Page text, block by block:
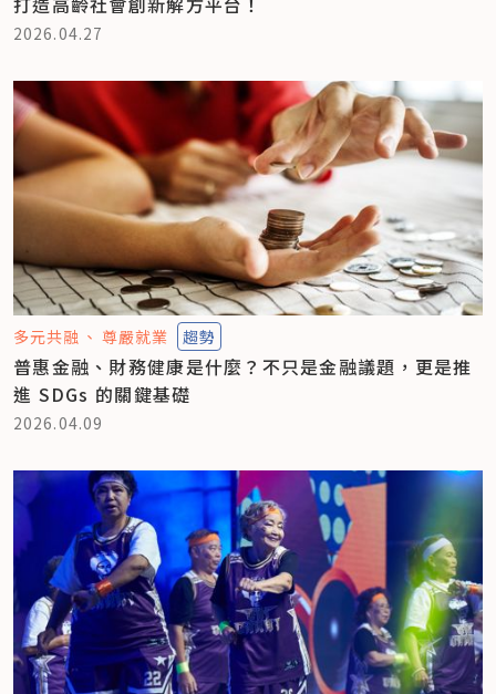
2026.04.27
多元共融 尊嚴就業 趨勢
普惠金融、財務健康是什麼？不只是金融議題，更是推
進 SDGs 的關鍵基礎
2026.04.09